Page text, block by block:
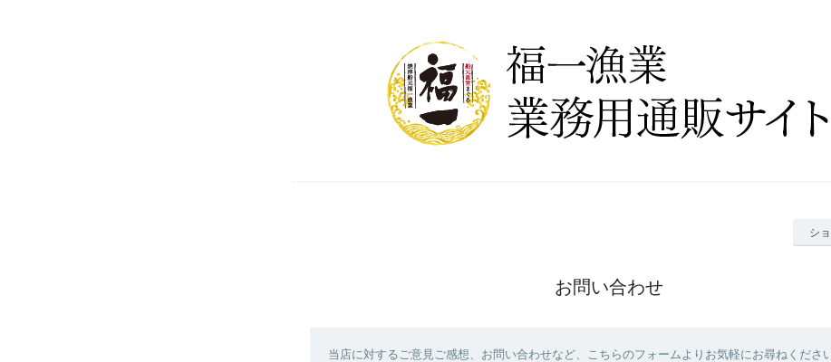
シ
お問い合わせ
当店に対するご意見ご感想、お問い合わせなど、こちらのフォームよりお気軽にお尋ねください